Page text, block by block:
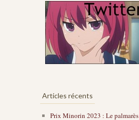
Articles récents
Prix Minorin 2023 : Le palmarès